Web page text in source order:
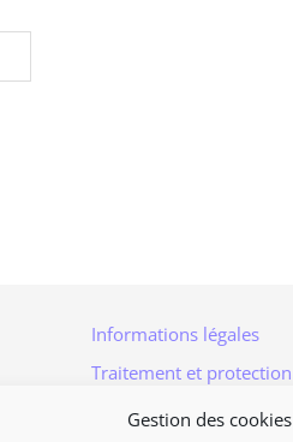
Gestion des cookies
Informations légales
Traitement et
Accès à vos données